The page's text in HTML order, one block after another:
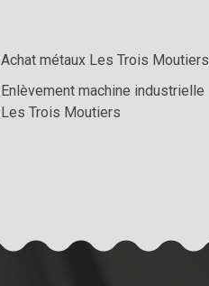
Achat métaux Les Trois Moutiers
Enlèvement machine industrielle
Les Trois Moutiers